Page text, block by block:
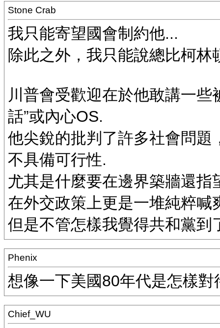
Stone Crab
我只能寄望國會制約他...
除此之外，我只能說總比柯林
川普會受歡迎在於他敢講一些
話”或內心OS.
他尖銳的批判了許多社會問
不具備可行性.
尤其是什麼要在邊界築牆還指
在外交政策上更是一堆純粹喊
但是不管怎樣我覺得共和黨
Phenix
想像一下美國80年代是怎樣
Chief_WU